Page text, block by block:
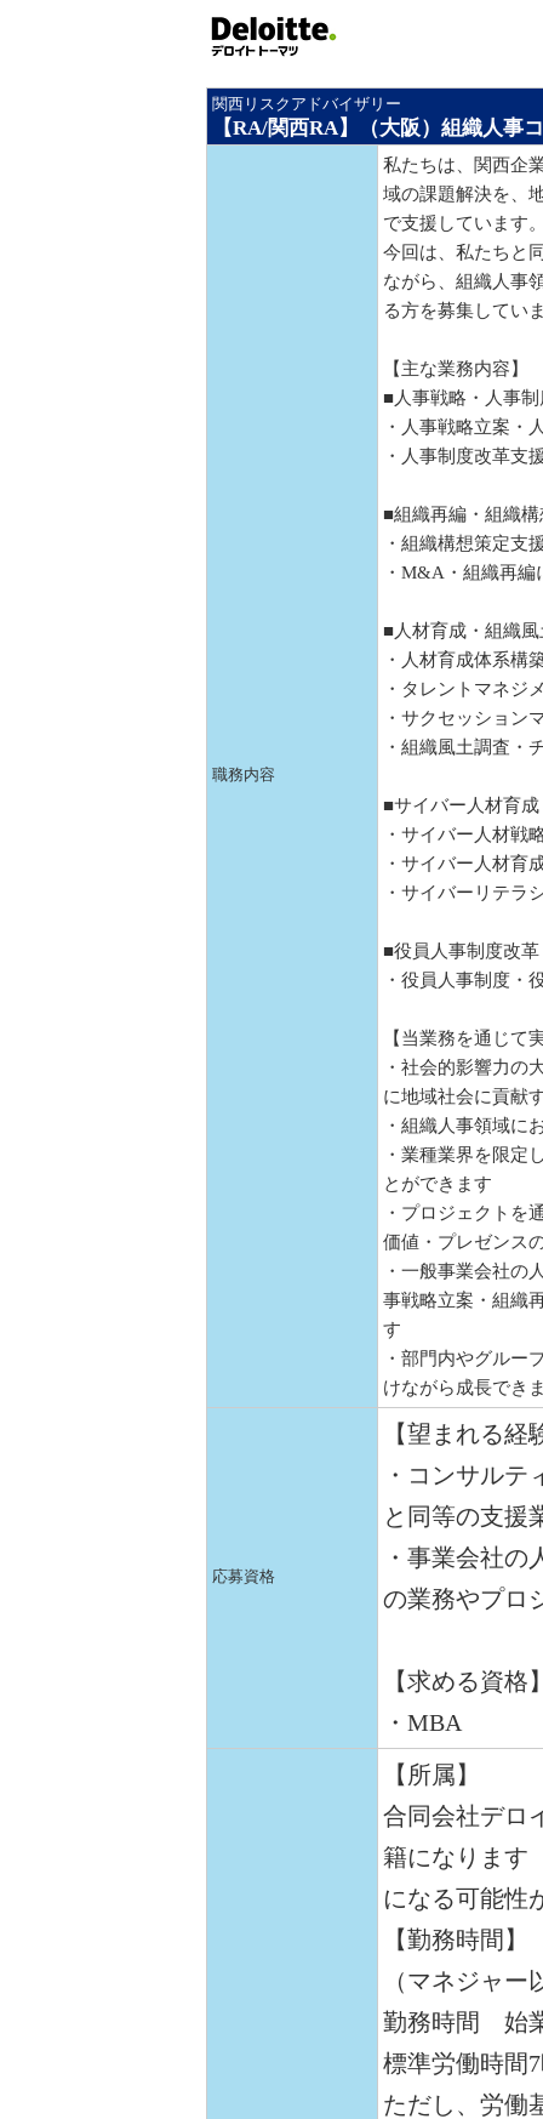
関西リスクアドバイザリー
【RA/関西RA】（大阪）組織人事
職務内容
私たちは、関西企
域の課題解決を、
で支援しています
今回は、私たちと
ながら、組織人事
る方を募集してい
【主な業務内容】
■人事戦略・人事
・人事戦略立案・
・人事制度改革支
■組織再編・組織
・組織構想策定支
・M&A・組織再
■人材育成・組織
・人材育成体系構
・タレントマネジ
・サクセッション
・組織風土調査・
■サイバー人材育成
・サイバー人材戦
・サイバー人材育
・サイバーリテラ
■役員人事制度改革
・役員人事制度・
【当業務を通じて
・社会的影響力の
に地域社会に貢献
・組織人事領域に
・業種業界を限定
とができます
・プロジェクトを
価値・プレゼンス
・一般事業会社の
事戦略立案・組織
す
・部門内やグルー
けながら成長でき
応募資格
【望まれる
・コンサル
と同等の支援
・事業会社
の業務やプロ
【求める資
・MBA
【所属】
合同会社デロ
籍になります
になる可能性
【勤務時間】
（マネジャー
勤務時間 始
標準労働時間
ただし、労働